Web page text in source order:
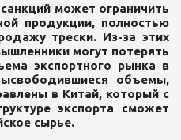
может ограничить
продукции, полностью
трески. Из-за этих
могут потерять
экспортного рынка в
объемы,
в Китай, который с
экспорта сможет
сырье.